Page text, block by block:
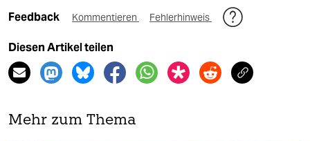
Feedback Kommentieren Fehlerhinweis
Diesen Artikel teilen
Mehr zum Thema